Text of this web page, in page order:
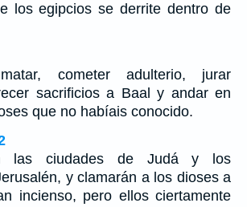
los egipcios se derrite dentro de
cometer adulterio, jurar
sacrificios a Baal y andar en
que no habíais conocido.
las ciudades de Judá y los
y clamarán a los dioses a
incienso, pero ellos ciertamente